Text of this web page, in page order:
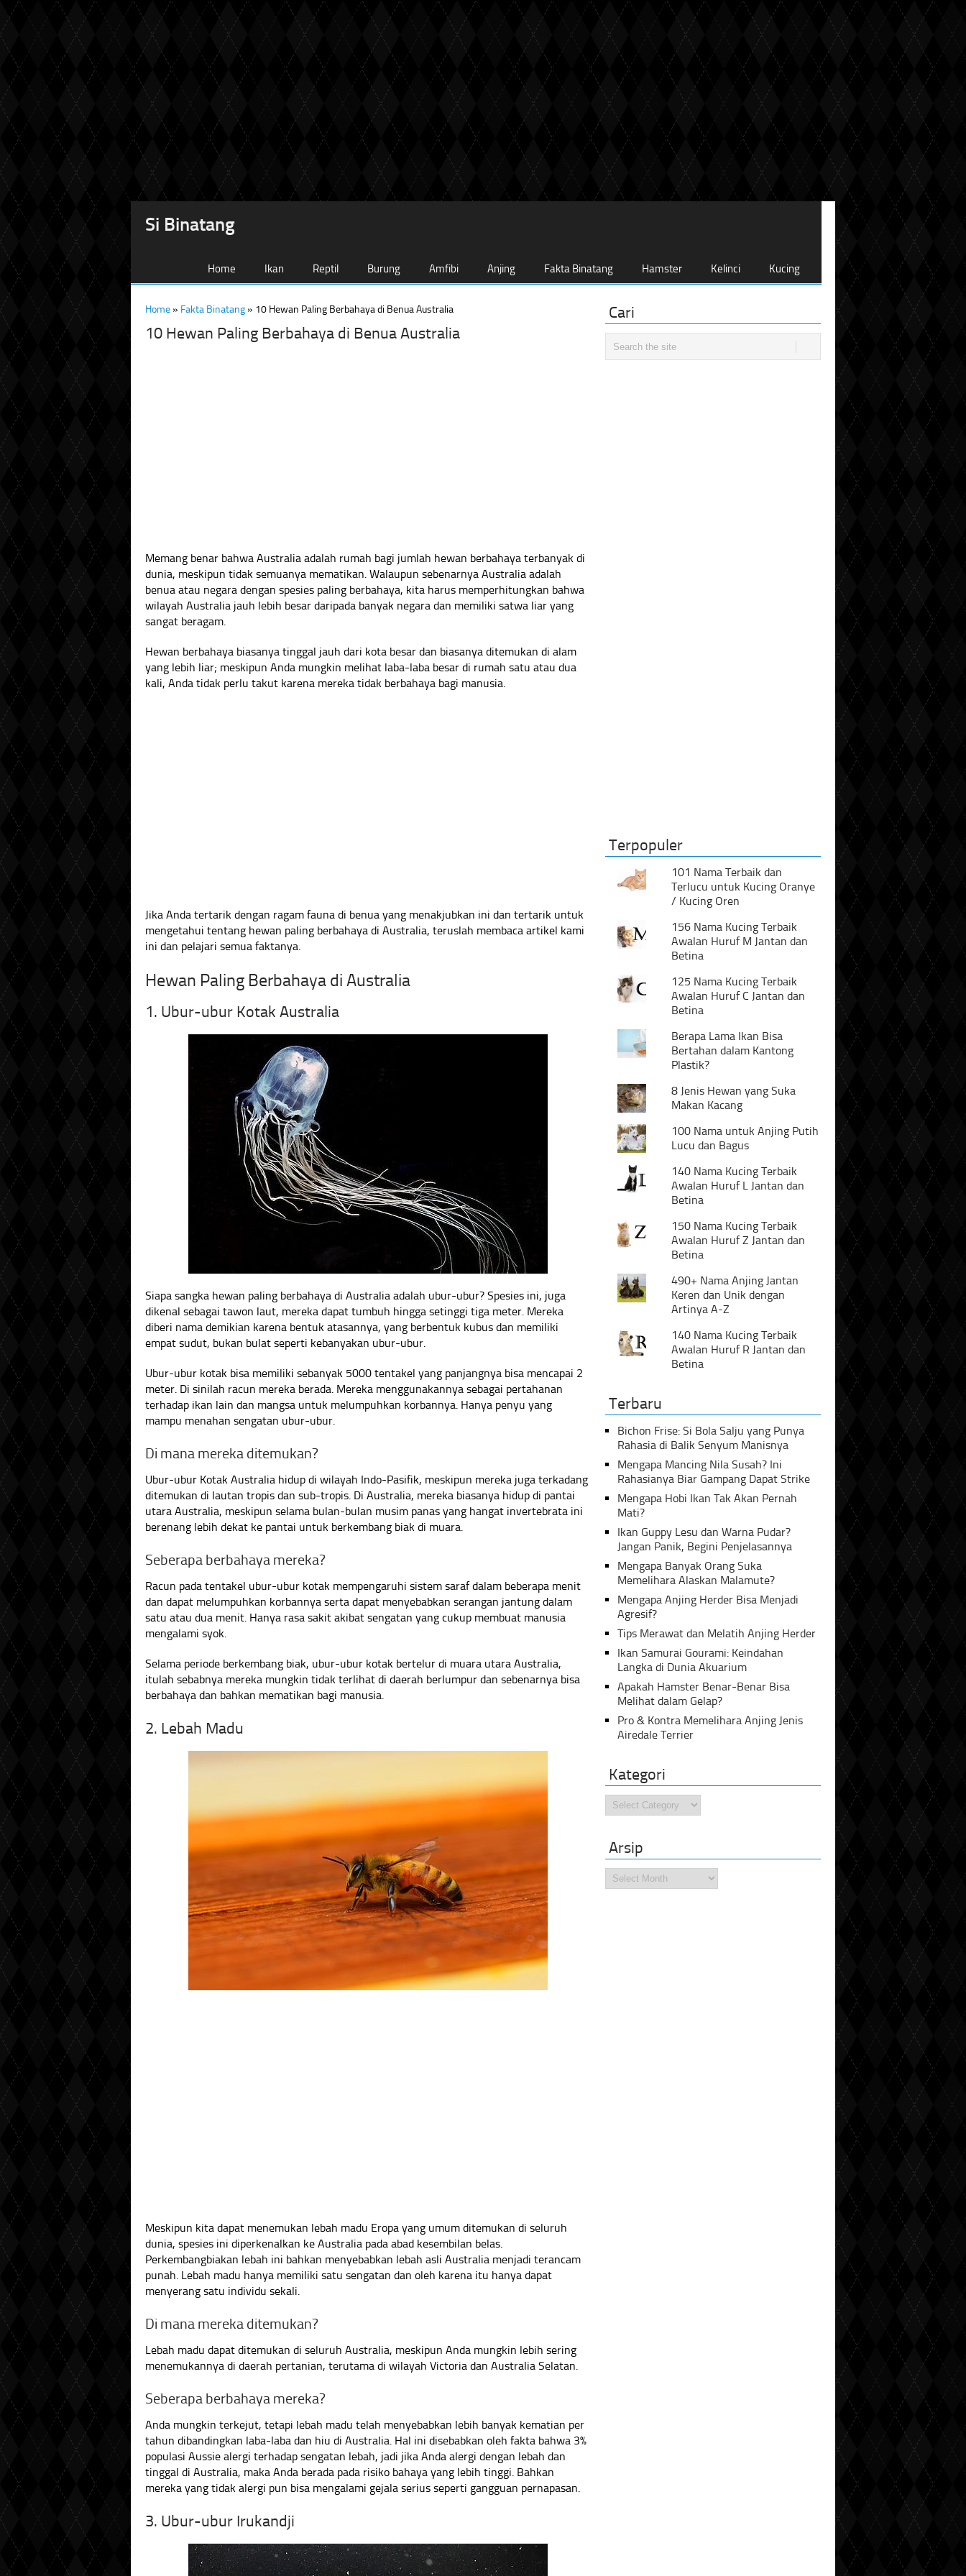
Si Binatang
Home Ikan Reptil Burung Amfibi Anjing Fakta Binatang Hamster Kelinci Kucing
Home » Fakta Binatang » 10 Hewan Paling Berbahaya di Benua Australia
10 Hewan Paling Berbahaya di Benua Australia
Memang benar bahwa Australia adalah rumah bagi jumlah hewan berbahaya terbanyak di
dunia, meskipun tidak semuanya mematikan. Walaupun sebenarnya Australia adalah
benua atau negara dengan spesies paling berbahaya, kita harus memperhitungkan bahwa
wilayah Australia jauh lebih besar daripada banyak negara dan memiliki satwa liar yang
sangat beragam.
Hewan berbahaya biasanya tinggal jauh dari kota besar dan biasanya ditemukan di alam
yang lebih liar; meskipun Anda mungkin melihat laba-laba besar di rumah satu atau dua
kali, Anda tidak perlu takut karena mereka tidak berbahaya bagi manusia.
Jika Anda tertarik dengan ragam fauna di benua yang menakjubkan ini dan tertarik untuk
mengetahui tentang hewan paling berbahaya di Australia, teruslah membaca artikel kami
ini dan pelajari semua faktanya.
Hewan Paling Berbahaya di Australia
1. Ubur-ubur Kotak Australia
Siapa sangka hewan paling berbahaya di Australia adalah ubur-ubur? Spesies ini, juga
dikenal sebagai tawon laut, mereka dapat tumbuh hingga setinggi tiga meter. Mereka
diberi nama demikian karena bentuk atasannya, yang berbentuk kubus dan memiliki
empat sudut, bukan bulat seperti kebanyakan ubur-ubur.
Ubur-ubur kotak bisa memiliki sebanyak 5000 tentakel yang panjangnya bisa mencapai 2
meter. Di sinilah racun mereka berada. Mereka menggunakannya sebagai pertahanan
terhadap ikan lain dan mangsa untuk melumpuhkan korbannya. Hanya penyu yang
mampu menahan sengatan ubur-ubur.
Di mana mereka ditemukan?
Ubur-ubur Kotak Australia hidup di wilayah Indo-Pasifik, meskipun mereka juga terkadang
ditemukan di lautan tropis dan sub-tropis. Di Australia, mereka biasanya hidup di pantai
utara Australia, meskipun selama bulan-bulan musim panas yang hangat invertebrata ini
berenang lebih dekat ke pantai untuk berkembang biak di muara.
Seberapa berbahaya mereka?
Racun pada tentakel ubur-ubur kotak mempengaruhi sistem saraf dalam beberapa menit
dan dapat melumpuhkan korbannya serta dapat menyebabkan serangan jantung dalam
satu atau dua menit. Hanya rasa sakit akibat sengatan yang cukup membuat manusia
mengalami syok.
Selama periode berkembang biak, ubur-ubur kotak bertelur di muara utara Australia,
itulah sebabnya mereka mungkin tidak terlihat di daerah berlumpur dan sebenarnya bisa
berbahaya dan bahkan mematikan bagi manusia.
2. Lebah Madu
Meskipun kita dapat menemukan lebah madu Eropa yang umum ditemukan di seluruh
dunia, spesies ini diperkenalkan ke Australia pada abad kesembilan belas.
Perkembangbiakan lebah ini bahkan menyebabkan lebah asli Australia menjadi terancam
punah. Lebah madu hanya memiliki satu sengatan dan oleh karena itu hanya dapat
menyerang satu individu sekali.
Di mana mereka ditemukan?
Lebah madu dapat ditemukan di seluruh Australia, meskipun Anda mungkin lebih sering
menemukannya di daerah pertanian, terutama di wilayah Victoria dan Australia Selatan.
Seberapa berbahaya mereka?
Anda mungkin terkejut, tetapi lebah madu telah menyebabkan lebih banyak kematian per
tahun dibandingkan laba-laba dan hiu di Australia. Hal ini disebabkan oleh fakta bahwa 3%
populasi Aussie alergi terhadap sengatan lebah, jadi jika Anda alergi dengan lebah dan
tinggal di Australia, maka Anda berada pada risiko bahaya yang lebih tinggi. Bahkan
mereka yang tidak alergi pun bisa mengalami gejala serius seperti gangguan pernapasan.
3. Ubur-ubur Irukandji
Cari
Terpopuler
101 Nama Terbaik dan
Terlucu untuk Kucing Oranye
/ Kucing Oren
156 Nama Kucing Terbaik
Awalan Huruf M Jantan dan
Betina
125 Nama Kucing Terbaik
Awalan Huruf C Jantan dan
Betina
Berapa Lama Ikan Bisa
Bertahan dalam Kantong
Plastik?
8 Jenis Hewan yang Suka
Makan Kacang
100 Nama untuk Anjing Putih
Lucu dan Bagus
140 Nama Kucing Terbaik
Awalan Huruf L Jantan dan
Betina
150 Nama Kucing Terbaik
Awalan Huruf Z Jantan dan
Betina
490+ Nama Anjing Jantan
Keren dan Unik dengan
Artinya A-Z
140 Nama Kucing Terbaik
Awalan Huruf R Jantan dan
Betina
Terbaru
Bichon Frise: Si Bola Salju yang Punya
Rahasia di Balik Senyum Manisnya
Mengapa Mancing Nila Susah? Ini
Rahasianya Biar Gampang Dapat Strike
Mengapa Hobi Ikan Tak Akan Pernah
Mati?
Ikan Guppy Lesu dan Warna Pudar?
Jangan Panik, Begini Penjelasannya
Mengapa Banyak Orang Suka
Memelihara Alaskan Malamute?
Mengapa Anjing Herder Bisa Menjadi
Agresif?
Tips Merawat dan Melatih Anjing Herder
Ikan Samurai Gourami: Keindahan
Langka di Dunia Akuarium
Apakah Hamster Benar-Benar Bisa
Melihat dalam Gelap?
Pro & Kontra Memelihara Anjing Jenis
Airedale Terrier
Kategori
Kategori
Arsip
Arsip